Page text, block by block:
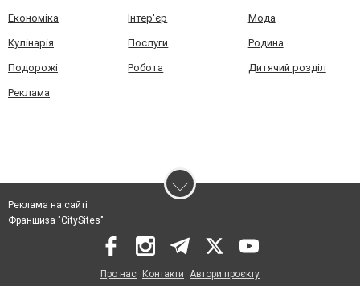
Економіка Інтер'єр Мода
Кулінарія Послуги Родина
Подорожі Робота Дитячий розділ
Реклама
Реклама на сайті
Франшиза "CitySites"
Про нас Контакти Автори проєкту